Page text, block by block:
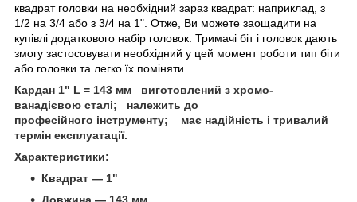
квадрат головки на необхідний зараз квадрат: наприклад, з
1/2 на 3/4 або з 3/4 на 1". Отже, Ви можете заощадити на
купівлі додаткового набір головок. Тримачі біт і головок дають
змогу застосовувати необхідний у цей момент роботи тип біти
або головки та легко їх поміняти.
Кардан 1" L = 143 мм виготовлений з хромо-
ванадієвою сталі; належить до
професійного інструменту; має надійність і тривалий
термін експлуатації.
Характеристики:
Квадрат — 1"
Довжина — 143 мм